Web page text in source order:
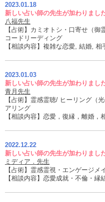
2023.01.18
新しい占い師の先生が加わりまし
八福先生
【占術】カミオトシ・口寄せ（
コードリーディング
【相談内容】複雑な恋愛, 結婚,
2023.01.03
新しい占い師の先生が加わりまし
青月先生
【占術】霊感霊聴/ ヒーリング（
アリング
【相談内容】恋愛，復縁，離婚
2022.12.22
新しい占い師の先生が加わりまし
ミディア．先生
【占術】霊感霊視・エンゲージメ
【相談内容】恋愛成就・不倫・縁